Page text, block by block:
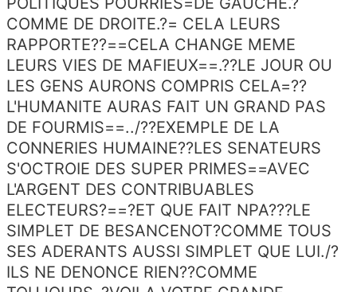
COMME DE DROITE.?= CELA LEURS
RAPPORTE??==CELA CHANGE MEME
LEURS VIES DE MAFIEUX==.??LE JOUR OU
LES GENS AURONS COMPRIS CELA=??
L'HUMANITE AURAS FAIT UN GRAND PAS
DE FOURMIS==../??EXEMPLE DE LA
CONNERIES HUMAINE??LES SENATEURS
S'OCTROIE DES SUPER PRIMES==AVEC
L'ARGENT DES CONTRIBUABLES
ELECTEURS?==?ET QUE FAIT NPA???LE
SIMPLET DE BESANCENOT?COMME TOUS
SES ADERANTS AUSSI SIMPLET QUE LUI./?
ILS NE DENONCE RIEN??COMME